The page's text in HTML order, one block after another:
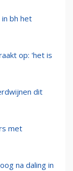
bh het
op: 'het is
dit
met
na daling in